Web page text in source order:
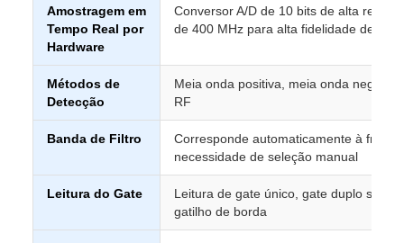
Amostragem em
Tempo Real por
Hardware
Conversor A/D de 10 bits de alta
de 400 MHz para alta fidelidade de
Métodos de
Detecção
Meia onda positiva, meia onda
RF
Banda de Filtro
Corresponde automaticamente à
necessidade de seleção manual
Leitura do Gate
Leitura de gate único, gate duplo
gatilho de borda